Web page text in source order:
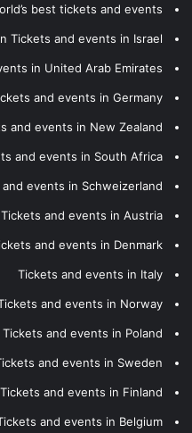
best tickets and events
Tickets and events in Israel
in United Arab Emirates
and events in Germany
and events in New Zealand
and events in South Africa
events in Schweizerland
Tickets and events in Austria
and events in Denmark
Tickets and events in Italy
and events in Norway
Tickets and events in Poland
and events in Sweden
Tickets and events in Finland
and events in Belgium